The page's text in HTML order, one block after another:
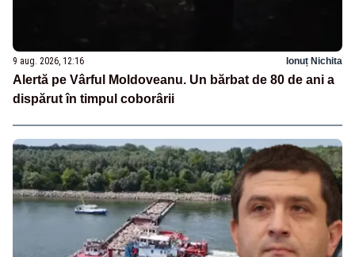
9 aug. 2026, 12:16 Ionuț Nichita
Alertă pe Vârful Moldoveanu. Un bărbat de 80 de ani a
dispărut în timpul coborârii